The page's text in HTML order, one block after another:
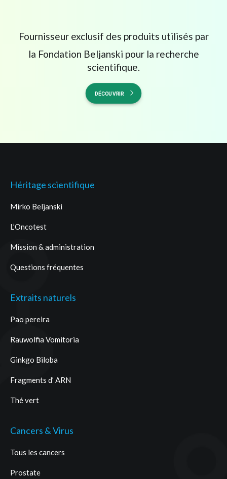
Fournisseur exclusif des produits utilisés par
la Fondation Beljanski pour la recherche
scientifique.
DÉCOUVRIR
Héritage scientifique
Mirko Beljanski
L’Oncotest
Mission & administration
Questions fréquentes
Extraits naturels
Pao pereira
Rauwolfia Vomitoria
Ginkgo Biloba
Fragments d’ ARN
Thé vert
Cancers & Virus
Tous les cancers
Prostate